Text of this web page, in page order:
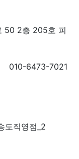
50 2층 205호 피
010-6473-7021